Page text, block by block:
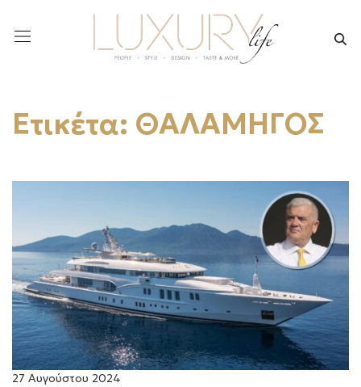
Ετικέτα: ΘΑΛΑΜΗΓΟΣ
27 Αυγούστου 2024